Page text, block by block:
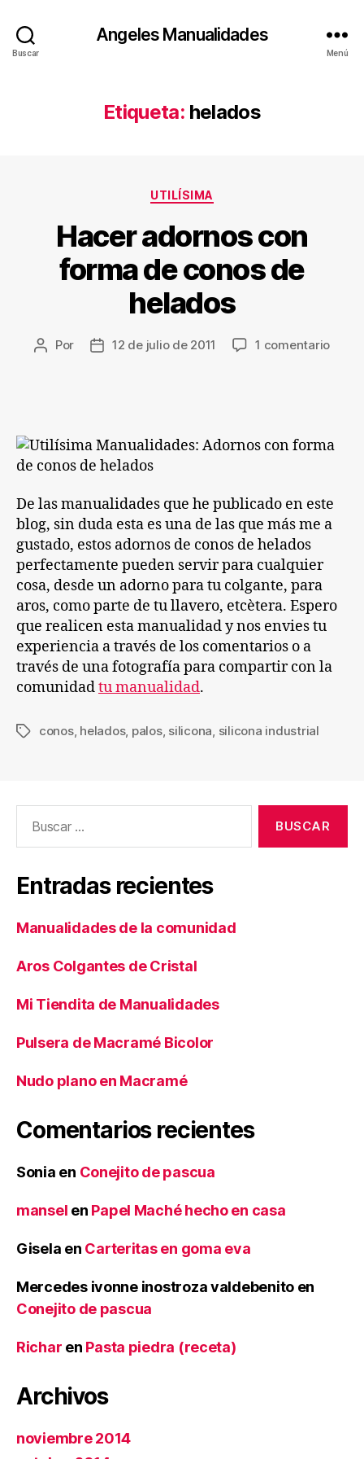
Buscar
Angeles Manualidades
Menú
Etiqueta: helados
Categorías
UTILÍSIMA
Hacer adornos con
forma de conos de
helados
Autor
Por
Fecha12 de julio de 2011 1 comentarioen
conos
De las manualidades que he publicado en este
blog, sin duda esta es una de las que más me a
gustado, estos adornos de conos de helados
perfectamente pueden servir para cualquier
cosa, desde un adorno para tu colgante, para
aros, como parte de tu llavero, etcètera. Espero
que realicen esta manualidad y nos envies tu
experiencia a través de los comentarios o a
través de una fotografía para compartir con la
comunidadtu manualidad.
Etiquetas
conos, helados, palos, silicona, silicona industrial
Entradas recientes
Manualidades de la comunidad
Aros Colgantes de Cristal
Mi Tiendita de Manualidades
Pulsera de Macramé Bicolor
Nudo plano en Macramé
Comentarios recientes
Sonia en Conejito de pascua
mansel en Papel Maché hecho en casa
Gisela en Carteritas en goma eva
Mercedes ivonne inostroza valdebenito en
Conejito de pascua
Richar en Pasta piedra (receta)
Archivos
noviembre 2014